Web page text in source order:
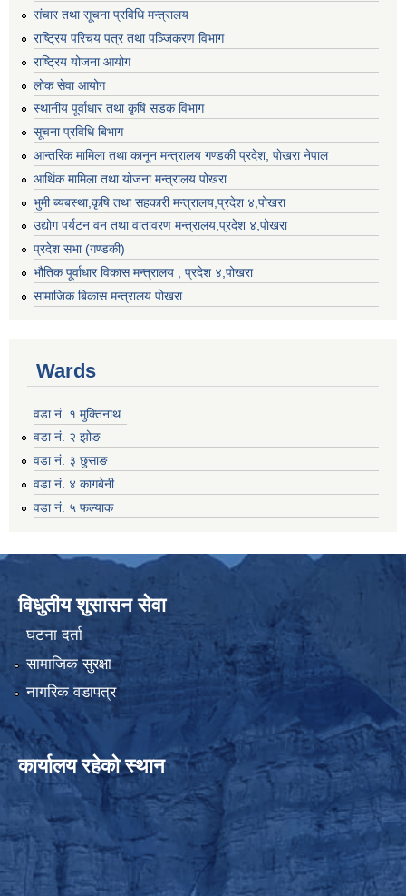
संचार तथा सूचना प्रविधि मन्त्रालय
राष्ट्रिय परिचय पत्र तथा पञ्जिकरण विभाग
राष्ट्रिय योजना आयोग
लोक सेवा आयोग
स्थानीय पूर्वाधार तथा कृषि सडक विभाग
सूचना प्रविधि बिभाग
आन्तरिक मामिला तथा कानून मन्त्रालय गण्डकी प्रदेश, पाेखरा नेपाल
आर्थिक मामिला तथा योजना मन्त्रालय पोखरा
भुमी ब्यबस्था,कृषि तथा सहकारी मन्त्रालय,प्रदेश ४,पोखरा
उद्योग पर्यटन वन तथा वातावरण मन्त्रालय,प्रदेश ४,पोखरा
प्रदेश सभा (गण्डकी)
भौतिक पूर्वाधार विकास मन्त्रालय , प्रदेश ४,पोखरा
सामाजिक बिकास मन्त्रालय पोखरा
Wards
वडा नं. १ मुक्तिनाथ
वडा नं. २ झोङ
वडा नं. ३ छुसाङ
वडा नं. ४ कागबेनी
वडा नं. ५ फल्याक
विधुतीय शुसासन सेवा
घटना दर्ता
सामाजिक सुरक्षा
नागरिक वडापत्र
कार्यालय रहेको स्थान